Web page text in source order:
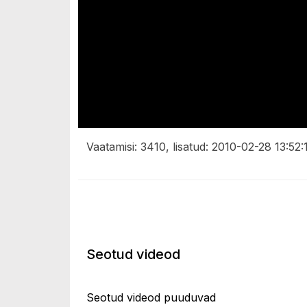
Vaatamisi: 3410, lisatud: 2010-02-28
Seotud videod
Seotud videod puuduvad